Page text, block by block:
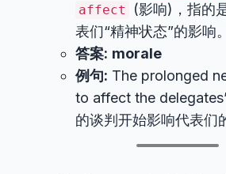
affect
(影响)，指的
表们“精神状态”的影响。
答案: morale
例句: The prolonged
to affect the delegates’
的谈判开始影响代表们